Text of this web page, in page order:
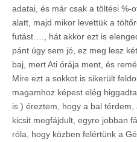
l
e
g
y
e
k
ö
t
adatai, és már csak a töltési %-
alatt, majd mikor levettük a
futást…., hát akkor ezt is
pánt úgy sem jó, ez meg lesz
baj, mert Ati órája ment, és
Mire ezt a sokkot is sikerült
magamhoz képest elég
is ) éreztem, hogy a bal
kicsit megfájdult, egyre jobban
róla, hogy közben felértünk a